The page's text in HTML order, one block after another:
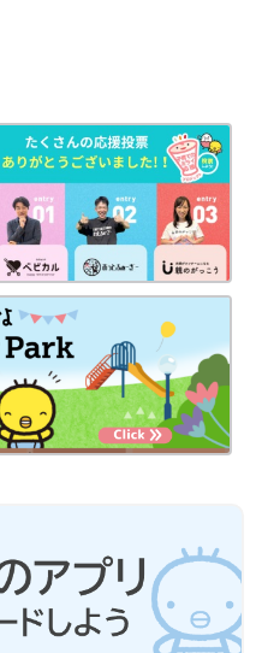
スの有名な概念ですが、僕は
活してきましたが、その中で
界のことを知れば知るほど知
しています。今年4
3歳になる
よね」と断言できていたこと
いるからこそ、新しいことを
し、もしかしたら自分は間違
と思うんです。
かもしれないけど、世界のい
て、聞いて、感じて、学ん
っています。